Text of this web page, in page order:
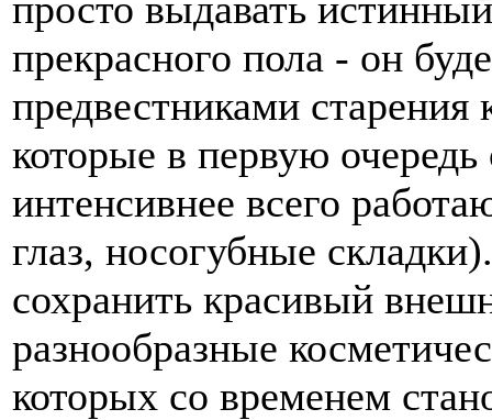
прекрасного пола - он
предвестниками
которые в первую очередь
интенсивнее всего
глаз, носогубные
сохранить красивый
разнообразные
которых со временем